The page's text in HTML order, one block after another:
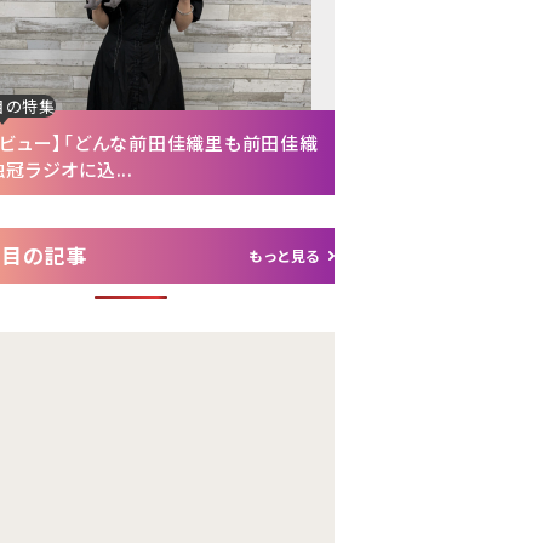
の特集
ビュー】「どんな前田佳織里も前田佳織
冠ラジオに込...
の記事 もっと見る